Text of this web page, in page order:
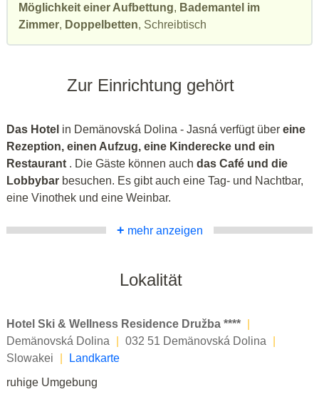
Möglichkeit einer Aufbettung, Bademantel im
Zimmer, Doppelbetten, Schreibtisch
Zur Einrichtung gehört
Das Hotel in Demänovská Dolina - Jasná verfügt über eine
Rezeption, einen Aufzug, eine Kinderecke und ein
Restaurant . Die Gäste können auch das Café und die
Lobbybar besuchen. Es gibt auch eine Tag- und Nachtbar,
eine Vinothek und eine Weinbar.
+ mehr anzeigen
Lokalität
Hotel Ski & Wellness Residence Družba ****
Demänovská Dolina
032 51 Demänovská Dolina
Slowakei
Landkarte
ruhige Umgebung